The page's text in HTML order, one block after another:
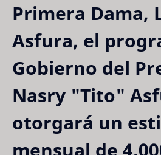
Primera Dama,
Asfura, el
Gobierno del
Nasry "Tito"
otorgará un
mensual de